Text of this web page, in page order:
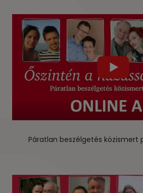
Páratlan beszélgetés közismert